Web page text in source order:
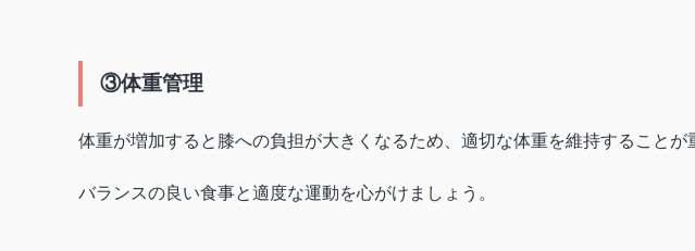
③体重管理
体重が増加すると膝への負担が大きくなるため、適切な体重を維持することが
バランスの良い食事と適度な運動を心がけましょう。